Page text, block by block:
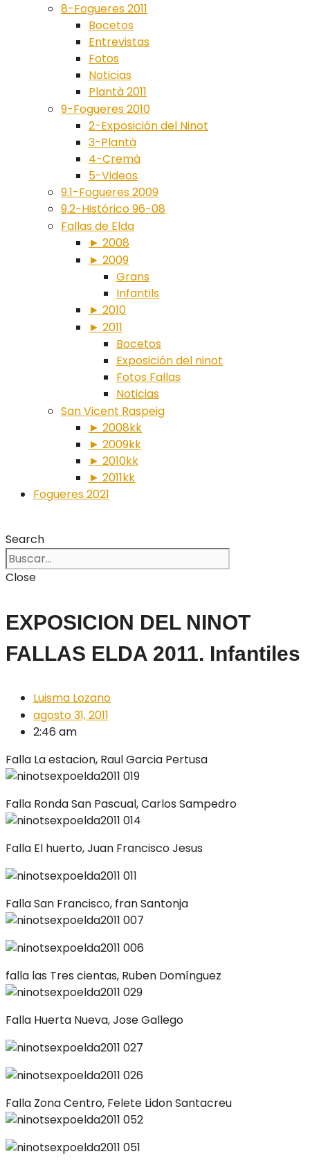
8-Fogueres 2011
Bocetos
Entrevistas
Fotos
Noticias
Plantà 2011
9-Fogueres 2010
2-Exposición del Ninot
3-Plantà
4-Cremà
5-Videos
9.1-Fogueres 2009
9.2-Histórico 96-08
Fallas de Elda
► 2008
► 2009
Grans
Infantils
► 2010
► 2011
Bocetos
Exposición del ninot
Fotos Fallas
Noticias
San Vicent Raspeig
► 2008kk
► 2009kk
► 2010kk
► 2011kk
Fogueres 2021
Search
Close
EXPOSICION DEL NINOT
FALLAS ELDA 2011. Infantiles
Luisma Lozano
agosto 31, 2011
2:46 am
Falla La estacion, Raul Garcia Pertusa
Falla Ronda San Pascual, Carlos Sampedro
Falla El huerto, Juan Francisco Jesus
Falla San Francisco, fran Santonja
falla las Tres cientas, Ruben Domínguez
Falla Huerta Nueva, Jose Gallego
Falla Zona Centro, Felete Lidon Santacreu